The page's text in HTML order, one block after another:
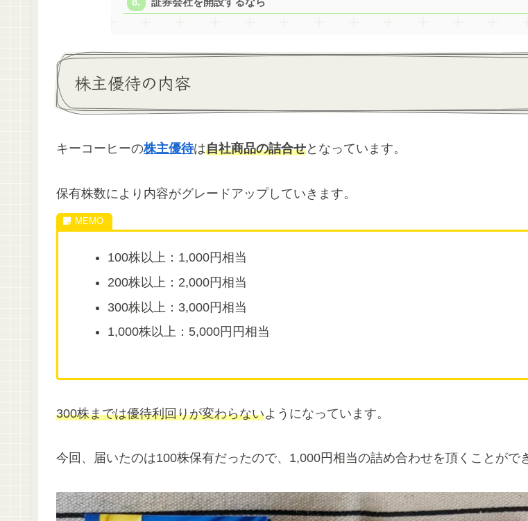
株主優待の内容
キーコーヒーの株主優待は自社商品の詰合せとなっています。
保有株数により内容がグレードアップしていきます。
100株以上：1,000円相当
200株以上：2,000円相当
300株以上：3,000円相当
1,000株以上：5,000円円相当
300株までは優待利回りが変わらないようになっています。
今回、届いたのは100株保有だったので、1,000円相当の詰め合わせを頂くことがで